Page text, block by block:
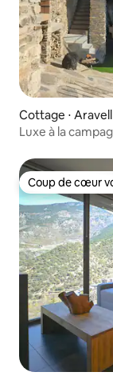
Cottage ⋅ Aravell
Luxe à la
Coup de cœur
Coup de cœur